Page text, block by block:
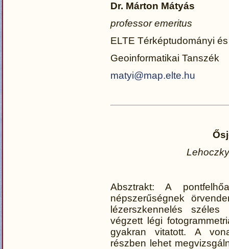
Dr. Márton Mátyás
professor emeritus
ELTE Térképtudományi és
Geoinformatikai Tanszék
matyi@map.elte.hu
Absztrakt: A
népszerűségnek
lézerszkennelés
végzett légi
gyakran vitatott. A
részben lehet